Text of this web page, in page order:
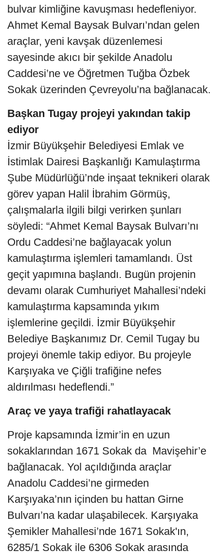
bulvar kimliğine kavuşması hedefleniyor.
Ahmet Kemal Baysak Bulvarı’ndan gelen
araçlar, yeni kavşak düzenlemesi
sayesinde akıcı bir şekilde Anadolu
Caddesi’ne ve Öğretmen Tuğba Özbek
Sokak üzerinden Çevreyolu’na bağlanacak.
Başkan Tugay projeyi yakından takip
ediyor
İzmir Büyükşehir Belediyesi Emlak ve
İstimlak Dairesi Başkanlığı Kamulaştırma
Şube Müdürlüğü’nde inşaat teknikeri olarak
görev yapan Halil İbrahim Görmüş,
çalışmalarla ilgili bilgi verirken şunları
söyledi: “Ahmet Kemal Baysak Bulvarı’nı
Ordu Caddesi’ne bağlayacak yolun
kamulaştırma işlemleri tamamlandı. Üst
geçit yapımına başlandı. Bugün projenin
devamı olarak Cumhuriyet Mahallesi’ndeki
kamulaştırma kapsamında yıkım
işlemlerine geçildi. İzmir Büyükşehir
Belediye Başkanımız Dr. Cemil Tugay bu
projeyi önemle takip ediyor. Bu projeyle
Karşıyaka ve Çiğli trafiğine nefes
aldırılması hedeflendi.”
Araç ve yaya trafiği rahatlayacak
Proje kapsamında İzmir’in en uzun
sokaklarından 1671 Sokak da Mavişehir’e
bağlanacak. Yol açıldığında araçlar
Anadolu Caddesi’ne girmeden
Karşıyaka’nın içinden bu hattan Girne
Bulvarı’na kadar ulaşabilecek. Karşıyaka
Şemikler Mahallesi’nde 1671 Sokak'ın,
6285/1 Sokak ile 6306 Sokak arasında